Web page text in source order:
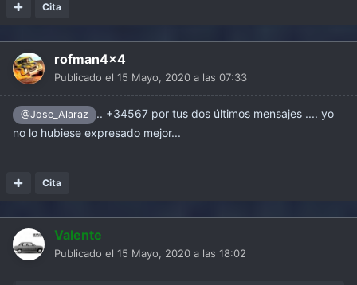
Cita
rofman4x4
Publicado el 15 Mayo, 2020 a las 07:33
@Jose_Alaraz
.. +34567 por tus dos últimos mensajes .... yo
no lo hubiese expresado mejor...
Cita
Valente
Publicado el 15 Mayo, 2020 a las 18:02